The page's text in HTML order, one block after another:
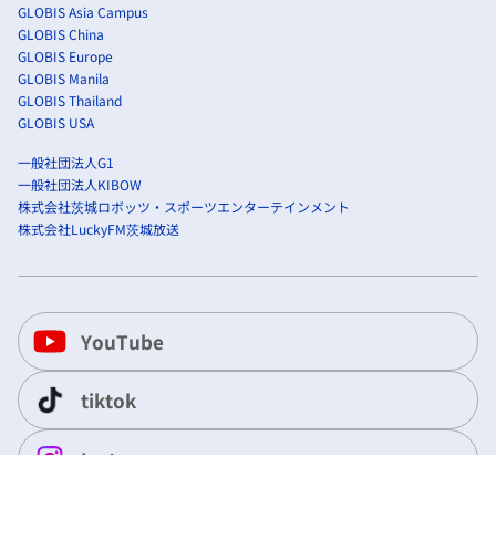
GLOBIS Asia Campus
GLOBIS China
GLOBIS Europe
GLOBIS Manila
GLOBIS Thailand
GLOBIS USA
一般社団法人G1
一般社団法人KIBOW
株式会社茨城ロボッツ・スポーツエンターテインメント
株式会社LuckyFM茨城放送
YouTube
tiktok
Instagram